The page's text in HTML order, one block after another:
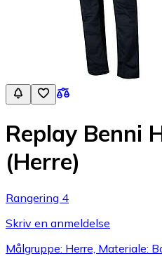
Replay Benni
(Herre)
Rangering 4
Skriv en anmeldelse
Målgruppe: Herre, Materiale: